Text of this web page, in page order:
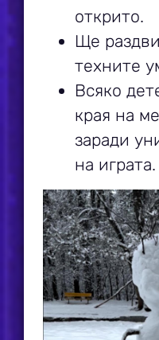
открито.
Ще
техните
Всяко
края на
заради
на играта.